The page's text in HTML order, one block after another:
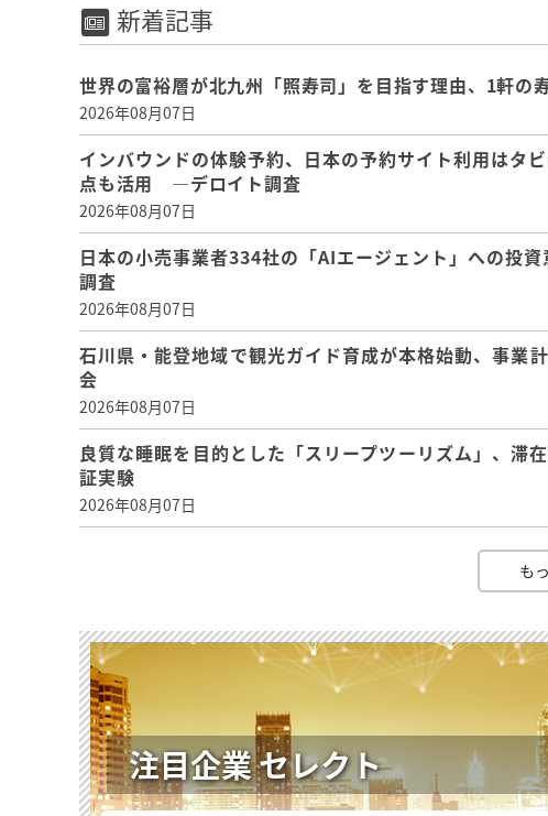
新着記事
世界の富裕層が北九州「照寿司」を目指す理由、1軒の
2026年08月07日
インバウンドの体験予約、日本の予約サイト利用はタ
点も活用 ―デロイト調査
2026年08月07日
日本の小売事業者334社の「AIエージェント」への
調査
2026年08月07日
石川県・能登地域で観光ガイド育成が本格始動、事
会
2026年08月07日
良質な睡眠を目的とした「スリープツーリズム」、滞
証実験
2026年08月07日
も
注目企業 セレクト